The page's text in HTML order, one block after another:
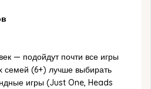
— подойдут почти все игры
семей (6+) лучше выбирать
игры (Just One, Heads